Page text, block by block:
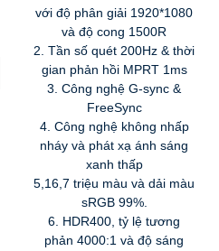
với độ phân giải 1920*1080
và độ cong 1500R
2. Tần số quét 200Hz & thời
gian phản hồi MPRT 1ms
3. Công nghệ G-sync &
FreeSync
4. Công nghệ không nhấp
nháy và phát xạ ánh sáng
xanh thấp
5,16,7 triệu màu và dải màu
sRGB 99%.
6. HDR400, tỷ lệ tương
phản 4000:1 và độ sáng